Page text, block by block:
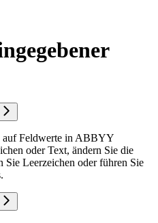
auf Feldwerte in ABBYY
oder Text, ändern Sie die
Leerzeichen oder führen Sie